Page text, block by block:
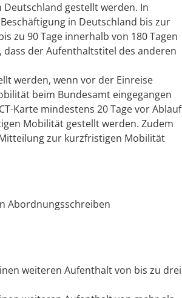
Deutschland gestellt werden. In
in Deutschland bis zur
zu 90 Tage innerhalb von 180 Tagen
der Aufenthaltstitel des anderen
werden, wenn vor der Einreise
beim Bundesamt eingegangen
Karte mindestens 20 Tage vor Ablauf
Mobilität gestellt werden. Zudem
zur kurzfristigen Mobilität
Abordnungsschreiben
weiteren Aufenthalt von bis zu drei